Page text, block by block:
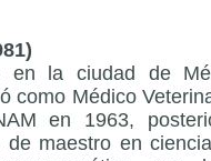
en la ciudad de
como Médico
en 1963,
de maestro en